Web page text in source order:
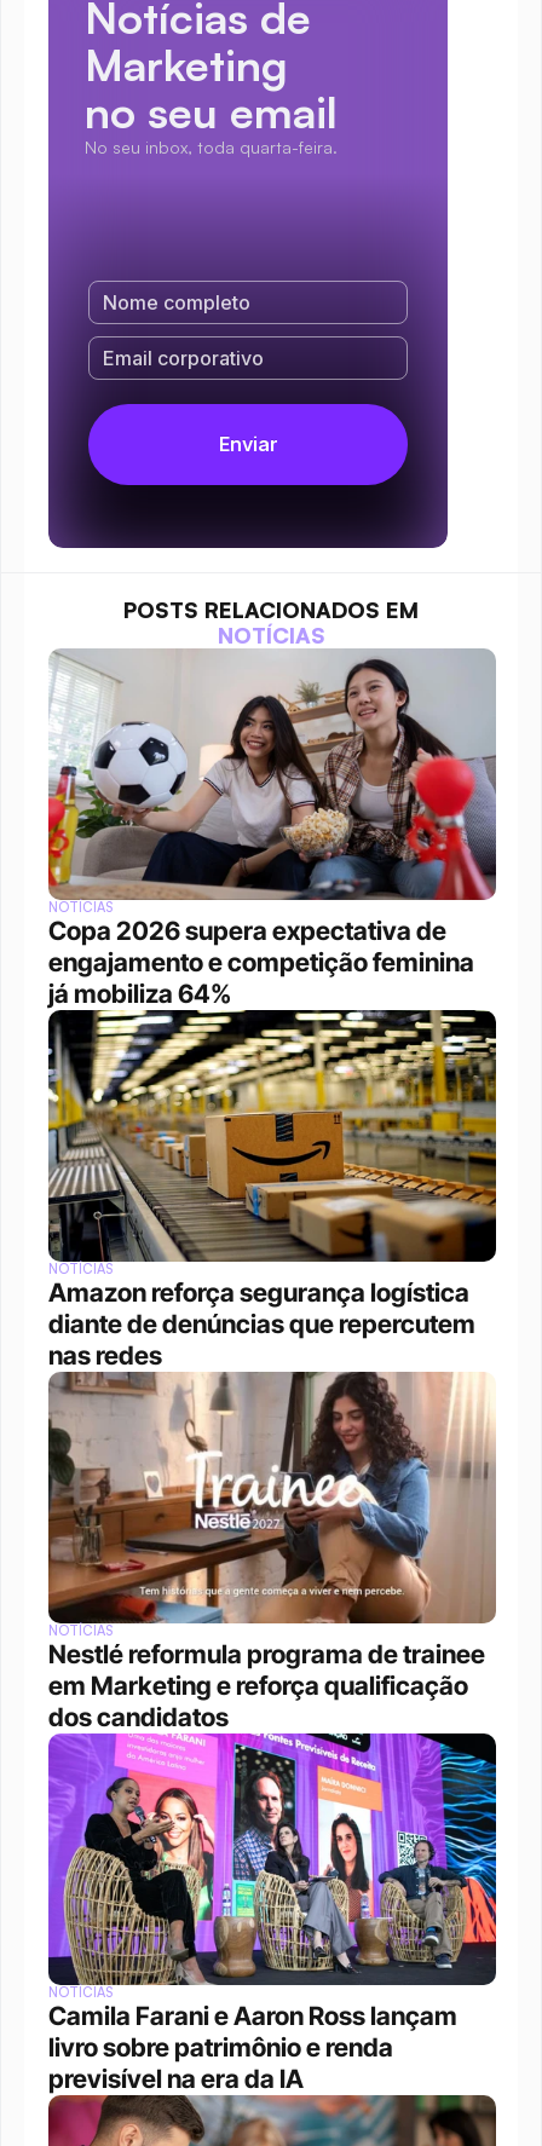
Notícias de
Marketing
no seu email
No seu inbox, toda quarta-feira.
POSTS RELACIONADOS EM
NOTÍCIAS
NOTÍCIAS
Copa 2026 supera expectativa de
engajamento e competição feminina
já mobiliza 64%
NOTÍCIAS
Amazon reforça segurança logística
diante de denúncias que repercutem
nas redes
NOTÍCIAS
Nestlé reformula programa de trainee
em Marketing e reforça qualificação
dos candidatos
NOTÍCIAS
Camila Farani e Aaron Ross lançam
livro sobre patrimônio e renda
previsível na era da IA